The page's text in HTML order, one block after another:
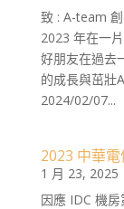
致 : A-team
2023 年在一
好朋友在過去
的成長與茁壯
2024/02/07...
2023 中華
1 月 23, 2025
因應 IDC 機